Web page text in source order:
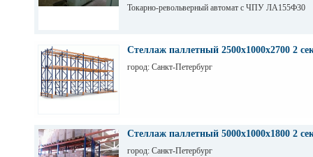
Токарно-револьверный автомат с ЧПУ ЛА155Ф30
Стеллаж паллетный 2500х1000х2700 2
город: Санкт-Петербург
Стеллаж паллетный 5000х1000х1800 2
город: Санкт-Петербург